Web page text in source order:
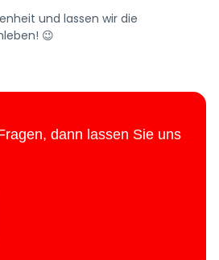
und lassen wir die
😉
dann lassen Sie uns